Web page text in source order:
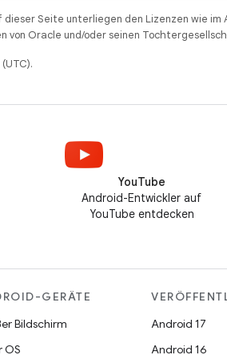
Seite unterliegen den Lizenzen wie im
von Oracle und/oder seinen
YouTube
Android-Entwickler auf
YouTube entdecken
GERÄTE
Bildschirm
OS
Android 17
Android 16